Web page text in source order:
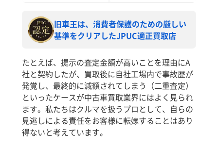
旧車王は、消費者保護のための厳しい
基準をクリアしたJPUC適正買取店
たとえば、提示の査定金額が高いことを理由にA
社と契約したが、買取後に自社工場内で事故歴が
発覚し、最終的に減額されてしまう（二重査定）
といったケースが中古車買取業界にはよく見られ
ます。私たちはクルマを扱うプロとして、自らの
見逃しによる責任をお客様に転嫁することはあり
得ないと考えています。